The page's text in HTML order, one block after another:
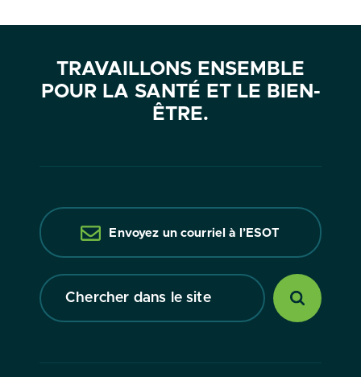
TRAVAILLONS ENSEMBLE
POUR LA SANTÉ ET LE BIEN-
ÊTRE.
Envoyez un courriel à l’ESOT
Chercher
dans
le